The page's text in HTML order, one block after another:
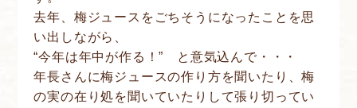
去年、梅ジュースをごちそうになったことを思
い出しながら、
“今年は年中が作る！” と意気込んで・・・
年長さんに梅ジュースの作り方を聞いたり、梅
の実の在り処を聞いていたりして張り切ってい